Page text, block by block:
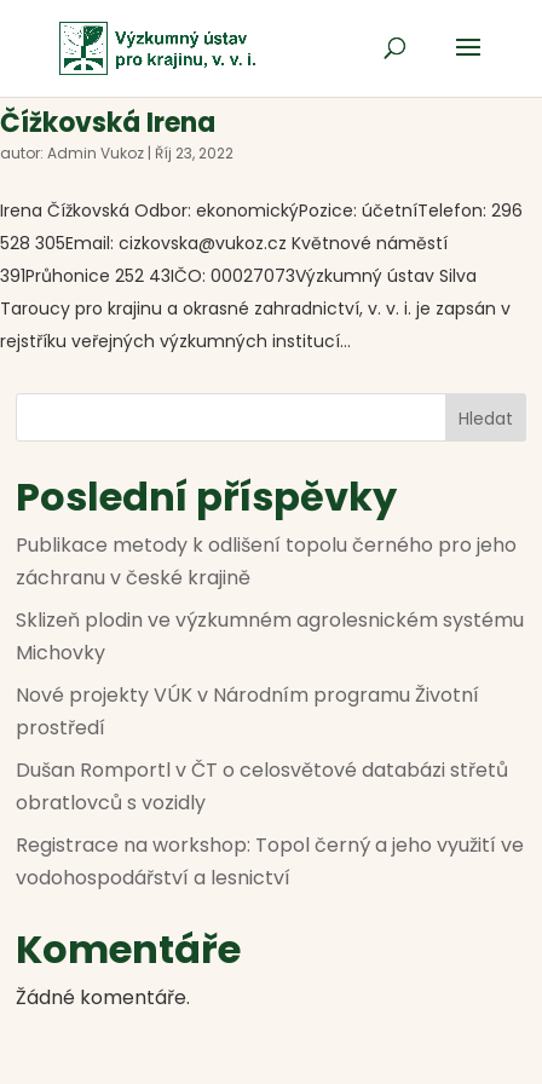
Čížkovská Irena
autor: Admin Vukoz | Říj 23, 2022
Irena Čížkovská Odbor: ekonomickýPozice: účetníTelefon: 296
528 305Email: cizkovska@vukoz.cz Květnové náměstí
391Průhonice 252 43IČO: 00027073Výzkumný ústav Silva
Taroucy pro krajinu a okrasné zahradnictví, v. v. i. je zapsán v
rejstříku veřejných výzkumných institucí...
Hledat
Poslední příspěvky
Publikace metody k odlišení topolu černého pro jeho
záchranu v české krajině
Sklizeň plodin ve výzkumném agrolesnickém systému
Michovky
Nové projekty VÚK v Národním programu Životní
prostředí
Dušan Romportl v ČT o celosvětové databázi střetů
obratlovců s vozidly
Registrace na workshop: Topol černý a jeho využití ve
vodohospodářství a lesnictví
Komentáře
Žádné komentáře.